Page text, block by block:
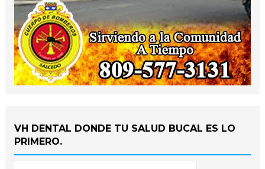
VH DENTAL DONDE TU SALUD BUCAL ES LO
PRIMERO.